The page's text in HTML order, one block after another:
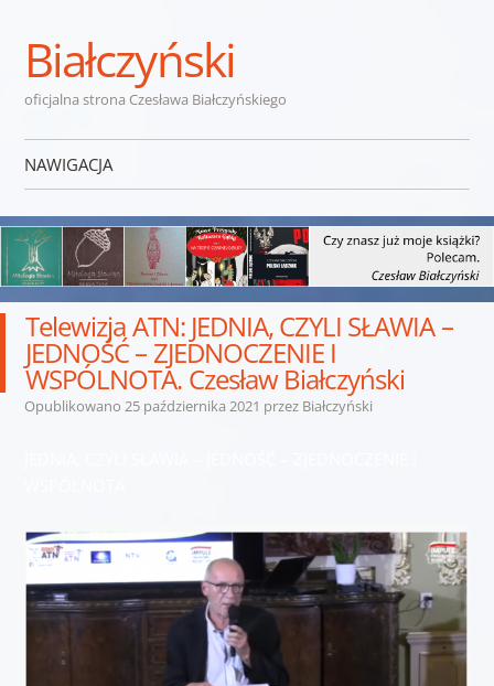
Białczyński
oficjalna strona Czesława Białczyńskiego
NAWIGACJA
Telewizja ATN: JEDNIA, CZYLI SŁAWIA –
JEDNOŚĆ – ZJEDNOCZENIE I
WSPÓLNOTA. Czesław Białczyński
Opublikowano 25 października 2021 przez Białczyński